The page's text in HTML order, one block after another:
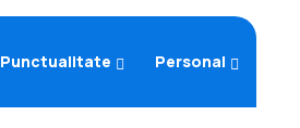
Punctualitate Personal